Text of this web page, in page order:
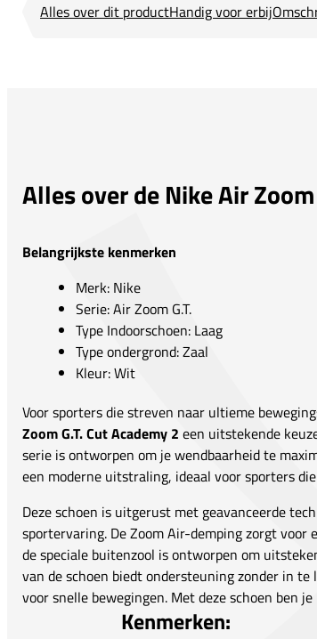
Alles over dit productHandig voor erbij
Alles over de Nike Air
Belangrijkste kenmerken
Merk: Nike
Serie: Air Zoom G.T.
Type Indoorschoen: Laag
Type ondergrond: Zaal
Kleur: Wit
Voor sporters die streven naar ultieme
Zoom G.T. Cut Academy 2 een uitstekende
serie is ontworpen om je wendbaarheid te
een moderne uitstraling, ideaal voor sporters
Deze schoen is uitgerust met geavanceerde
sportervaring. De Zoom Air-demping zorgt
de speciale buitenzool is ontworpen om
van de schoen biedt ondersteuning zonder in
voor snelle bewegingen. Met deze schoen ben
Kenmerken: